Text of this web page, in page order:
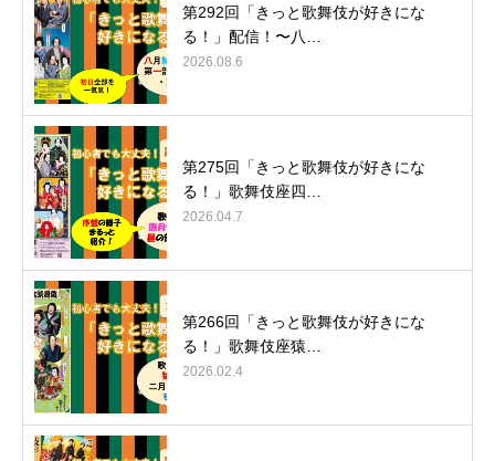
第292回「きっと歌舞伎が好きにな
る！」配信！〜八…
2026.08.6
第275回「きっと歌舞伎が好きにな
る！」歌舞伎座四…
2026.04.7
第266回「きっと歌舞伎が好きにな
る！」歌舞伎座猿…
2026.02.4